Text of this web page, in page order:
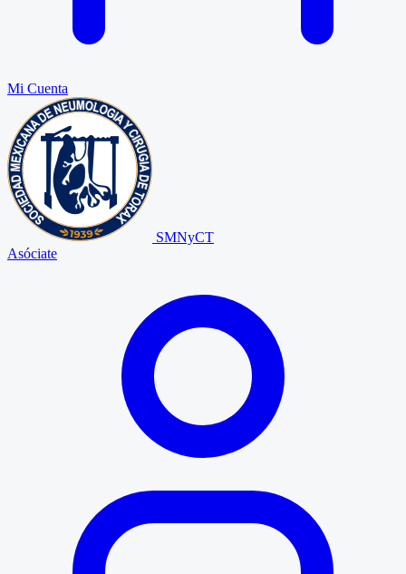
Mi Cuenta
SMNyCT
Asóciate